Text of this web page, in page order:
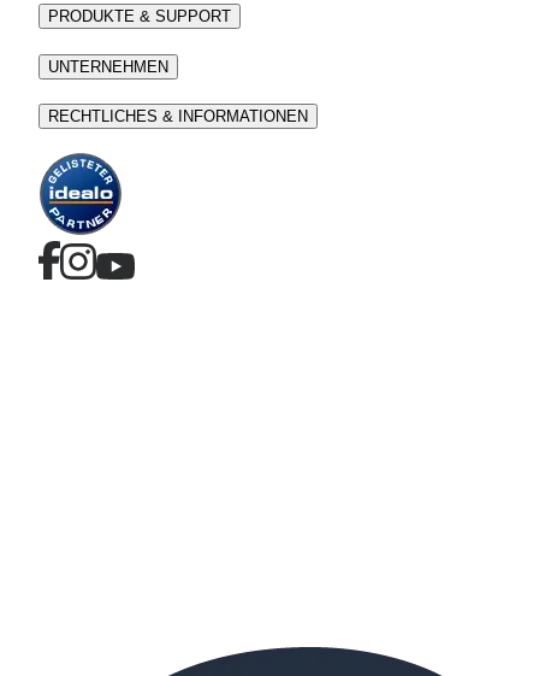
PRODUKTE & SUPPORT
UNTERNEHMEN
RECHTLICHES & INFORMATIONEN